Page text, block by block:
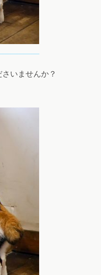
いませんか？